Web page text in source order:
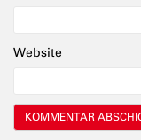
Website